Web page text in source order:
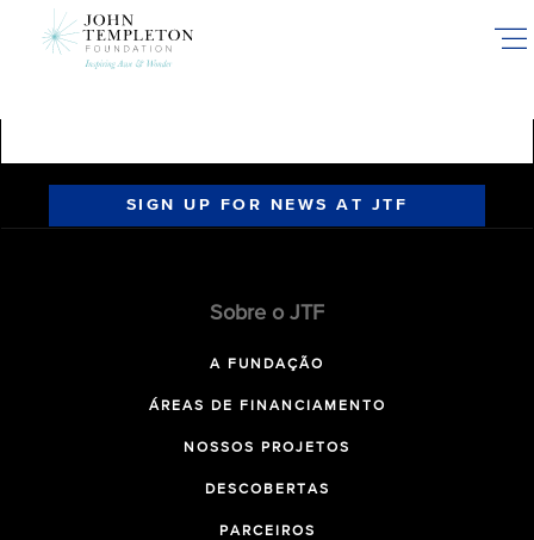
SIGN UP FOR NEWS AT JTF
Sobre o JTF
A FUNDAÇÃO
ÁREAS DE FINANCIAMENTO
NOSSOS PROJETOS
DESCOBERTAS
PARCEIROS